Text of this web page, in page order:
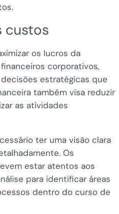
custos
os lucros da
corporativos,
estratégicas que
também visa reduzir
as atividades
ter uma visão clara
Os
estar atentos aos
para identificar áreas
dentro do curso de